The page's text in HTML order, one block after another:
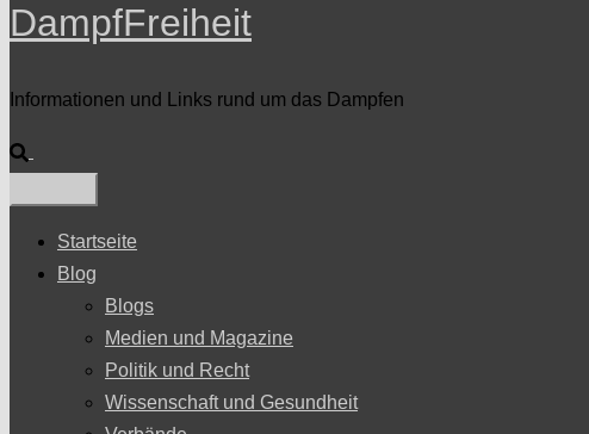
DampfFreiheit
Informationen und Links rund um das Dampfen
Suche
Startseite
Blog
Blogs
Medien und Magazine
Politik und Recht
Wissenschaft und Gesundheit